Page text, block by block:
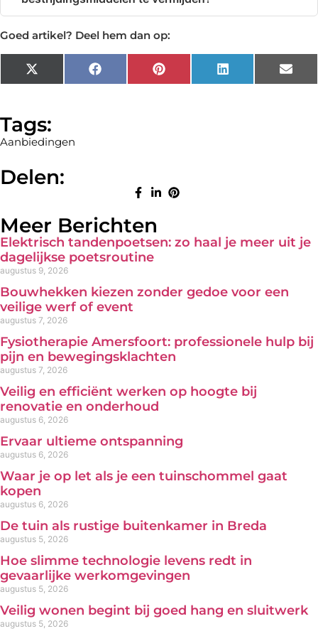
Goed artikel? Deel hem dan op:
X
(Twitter)
Facebook Pinterest LinkedIn
Tags:
Aanbiedingen
Delen:
Meer Berichten
Elektrisch tandenpoetsen: zo haal je meer uit je
dagelijkse poetsroutine
augustus 9, 2026
Bouwhekken kiezen zonder gedoe voor een
veilige werf of event
augustus 7, 2026
Fysiotherapie Amersfoort: professionele hulp bij
pijn en bewegingsklachten
augustus 7, 2026
Veilig en efficiënt werken op hoogte bij
renovatie en onderhoud
augustus 6, 2026
Ervaar ultieme ontspanning
augustus 6, 2026
Waar je op let als je een tuinschommel gaat
kopen
augustus 6, 2026
De tuin als rustige buitenkamer in Breda
augustus 5, 2026
Hoe slimme technologie levens redt in
gevaarlijke werkomgevingen
augustus 5, 2026
Veilig wonen begint bij goed hang en sluitwerk
augustus 5, 2026